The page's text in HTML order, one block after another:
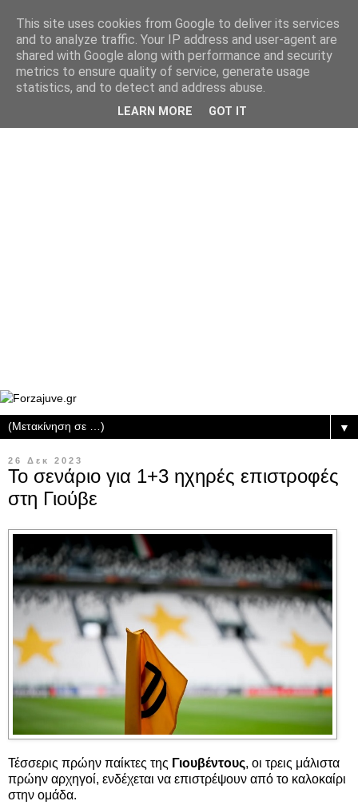
▼
26 Δεκ 2023
Το σενάριο για 1+3 ηχηρές επιστροφές
στη Γιούβε
Τέσσερις πρώην παίκτες της Γιουβέντους, οι τρεις μάλιστα
πρώην αρχηγοί, ενδέχεται να επιστρέψουν από το καλοκαίρι
στην ομάδα.
This site uses cookies from Google to deliver its services
and to analyze traffic. Your IP address and user-agent are
shared with Google along with performance and security
metrics to ensure quality of service, generate usage
statistics, and to detect and address abuse.
LEARN MORE GOT IT